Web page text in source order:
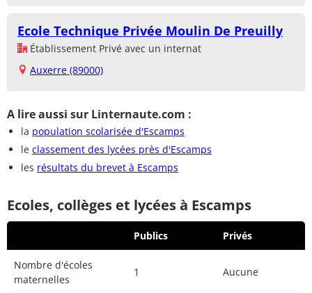
Ecole Technique Privée Moulin De Preuilly
Établissement Privé avec un internat
Auxerre (89000)
A lire aussi sur Linternaute.com :
la population scolarisée d'Escamps
le classement des lycées près d'Escamps
les résultats du brevet à Escamps
Ecoles, collèges et lycées à Escamps
Publics Privés
Nombre d'écoles
maternelles
1 Aucune